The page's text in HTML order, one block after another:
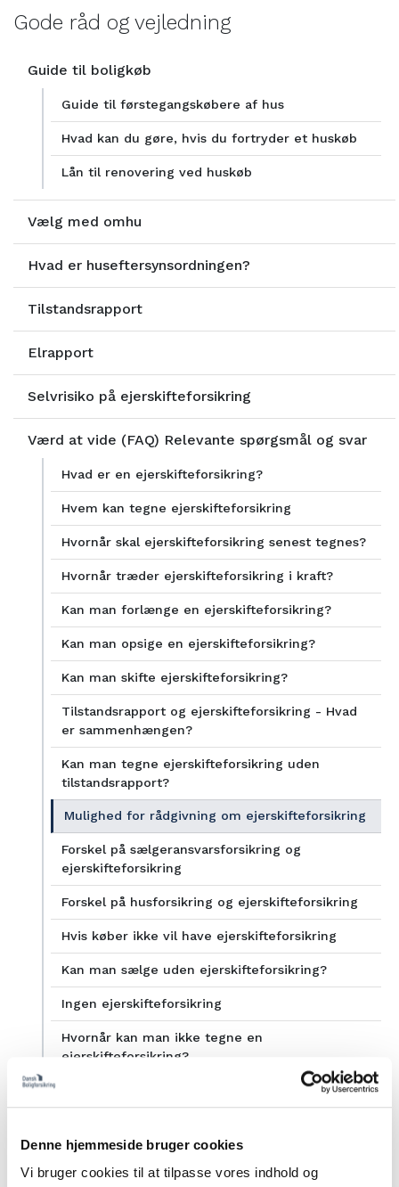
Denne hjemmeside bruger cookies
Vi bruger cookies til at tilpasse vores indhold og
Gode råd og vejledning
Guide til boligkøb
Guide til førstegangskøbere af hus
Hvad kan du gøre, hvis du fortryder et huskøb
Lån til renovering ved huskøb
Vælg med omhu
Hvad er huseftersynsordningen?
Tilstandsrapport
Elrapport
Selvrisiko på ejerskifteforsikring
Værd at vide (FAQ) Relevante spørgsmål og svar
Hvad er en ejerskifteforsikring?
Hvem kan tegne ejerskifteforsikring
Hvornår skal ejerskifteforsikring senest tegnes?
Hvornår træder ejerskifteforsikring i kraft?
Kan man forlænge en ejerskifteforsikring?
Kan man opsige en ejerskifteforsikring?
Kan man skifte ejerskifteforsikring?
Tilstandsrapport og ejerskifteforsikring - Hvad
er sammenhængen?
Kan man tegne ejerskifteforsikring uden
tilstandsrapport?
Mulighed for rådgivning om ejerskifteforsikring
Forskel på sælgeransvarsforsikring og
ejerskifteforsikring
Forskel på husforsikring og ejerskifteforsikring
Hvis køber ikke vil have ejerskifteforsikring
Kan man sælge uden ejerskifteforsikring?
Ingen ejerskifteforsikring
Hvornår kan man ikke tegne en
ejerskifteforsikring?